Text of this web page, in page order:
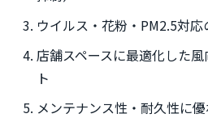
ウイルス・花粉・PM2.5対
店舗スペースに最適化した
ト
メンテナンス性・耐久性に